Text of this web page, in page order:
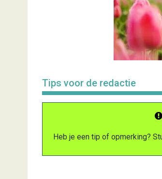
Tips voor de redactie
Heb je een tip of opmerking?